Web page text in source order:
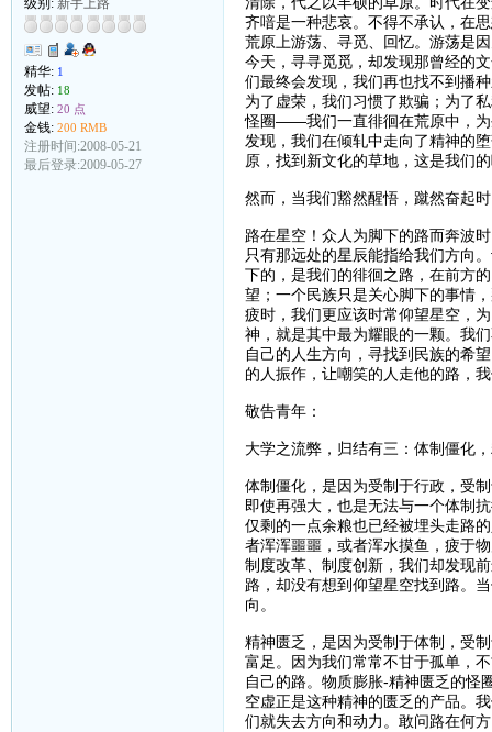
精华: 1
发帖: 18
威望: 20 点
金钱: 200 RMB
注册时间:2008-05-21
最后登录:2009-05-27
齐喑是一种悲哀。不得不承认，在
荒原上游荡、寻觅、回忆。游荡是
今天，寻寻觅觅，却发现那曾经的
们最终会发现，我们再也找不到播
为了虚荣，我们习惯了欺骗；为了
怪圈——我们一直徘徊在荒原中，为
发现，我们在倾轧中走向了精神的
原，找到新文化的草地，这是我们
然而，当我们豁然醒悟，蹴然奋起
路在星空！众人为脚下的路而奔波
只有那远处的星辰能指给我们方向
下的，是我们的徘徊之路，在前方
望；一个民族只是关心脚下的事情
疲时，我们更应该时常仰望星空，
神，就是其中最为耀眼的一颗。我
自己的人生方向，寻找到民族的希
的人振作，让嘲笑的人走他的路，
敬告青年：
大学之流弊，归结有三：体制僵化
体制僵化，是因为受制于行政，受
即使再强大，也是无法与一个体制
仅剩的一点余粮也已经被埋头走路
者浑浑噩噩，或者浑水摸鱼，疲于
制度改革、制度创新，我们却发现
路，却没有想到仰望星空找到路。
向。
精神匮乏，是因为受制于体制，受
富足。因为我们常常不甘于孤单，
自己的路。物质膨胀-精神匮乏的怪
空虚正是这种精神的匮乏的产品。
们就失去方向和动力。敢问路在何